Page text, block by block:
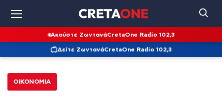
Ακούστε ΖωντανάCretaOne Radio 102,3
Δείτε ΖωντανάCretaOne Radio 102,3
ΟΙΚΟΝΟΜΊΑ